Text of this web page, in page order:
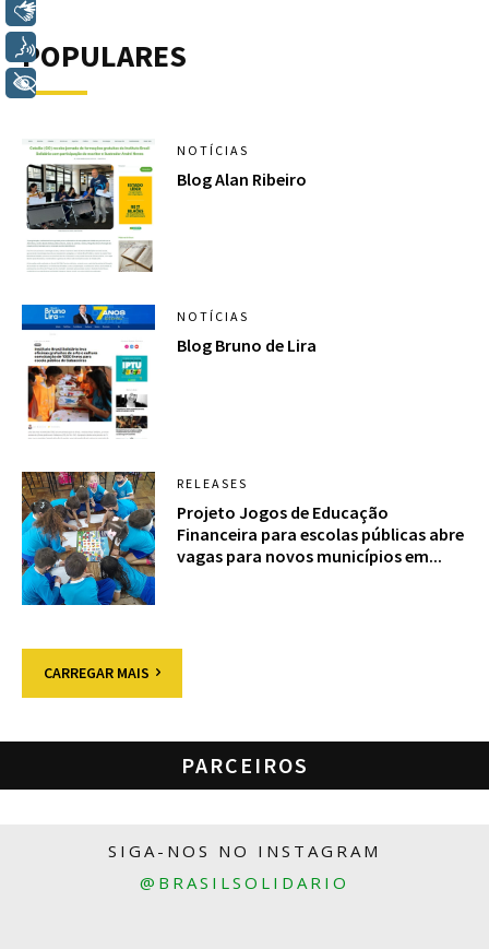
POPULARES
NOTÍCIAS
Blog Alan Ribeiro
NOTÍCIAS
Blog Bruno de Lira
RELEASES
Projeto Jogos de Educação
Financeira para escolas públicas abre
vagas para novos municípios em...
CARREGAR MAIS
PARCEIROS
SIGA-NOS NO INSTAGRAM
@BRASILSOLIDARIO
Voz